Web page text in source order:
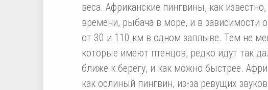
веса. Африканские пингвины, как
времени, рыбача в море, и в зависимости
от 30 и 110 км в одном заплыве. Тем не
которые имеют птенцов, редко идут так
ближе к берегу, и как можно быстрее.
как ослиный пингвин, из-за ревущих